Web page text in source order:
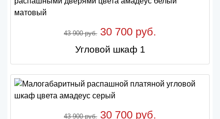
43 900 руб. 30 700 руб.
Угловой шкаф 1
43 900 руб. 30 700 руб.